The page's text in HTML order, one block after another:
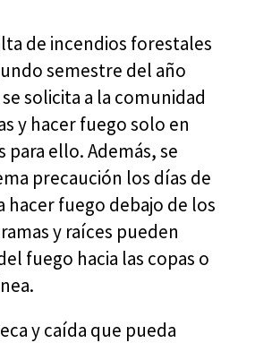
de incendios forestales
semestre del año
solicita a la comunidad
y hacer fuego solo en
ello. Además, se
precaución los días de
hacer fuego debajo de los
y raíces pueden
fuego hacia las copas o
y caída que pueda